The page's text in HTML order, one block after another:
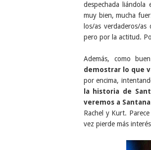
despechada
muy bien, mucha
los/as verdaderos/
pero por la actitud.
Además, como
demostrar lo que
por encima,
la historia de
veremos a
Rachel y Kurt.
vez pierde más